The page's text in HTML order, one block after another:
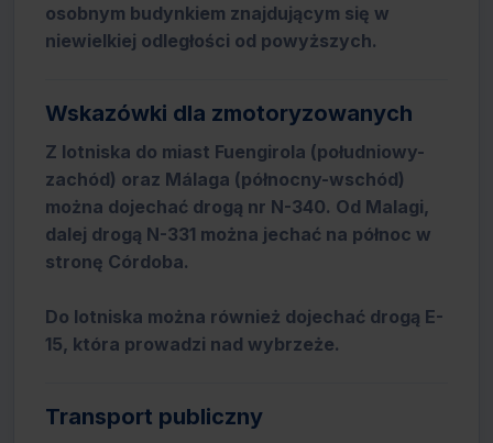
osobnym budynkiem znajdującym się w
niewielkiej odległości od powyższych.
Wskazówki dla zmotoryzowanych
Z lotniska do miast Fuengirola (południowy-
zachód) oraz Málaga (północny-wschód)
można dojechać drogą nr N-340. Od Malagi,
dalej drogą N-331 można jechać na północ w
stronę Córdoba.
Do lotniska można również dojechać drogą E-
15, która prowadzi nad wybrzeże.
Transport publiczny